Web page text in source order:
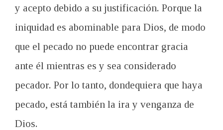
y acepto debido a su justificación. Porque la
iniquidad es abominable para Dios, de modo
que el pecado no puede encontrar gracia
ante él mientras es y sea considerado
pecador. Por lo tanto, dondequiera que haya
pecado, está también la ira y venganza de
Dios.